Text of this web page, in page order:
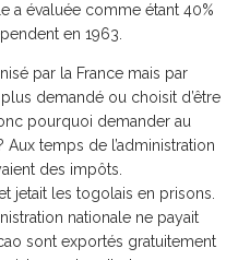
a évaluée comme étant 40%
en 1963.
par la France mais par
plus demandé ou choisit d’être
pourquoi demander au
temps de l’administration
des impôts.
jetait les togolais en prisons.
nationale ne payait
sont exportés gratuitement